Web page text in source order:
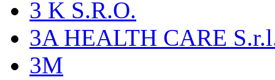
3 K S.R.O.
3A HEALTH CARE
3M